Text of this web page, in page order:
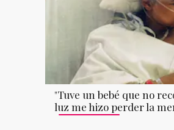
"Tuve un bebé que no
luz me hizo perder la